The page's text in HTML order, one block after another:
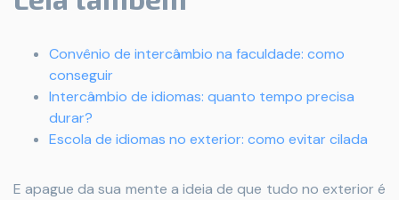
Convênio de intercâmbio na faculdade: como
conseguir
Intercâmbio de idiomas: quanto tempo precisa
durar?
Escola de idiomas no exterior: como evitar cilada
E apague da sua mente a ideia de que tudo no exterior é